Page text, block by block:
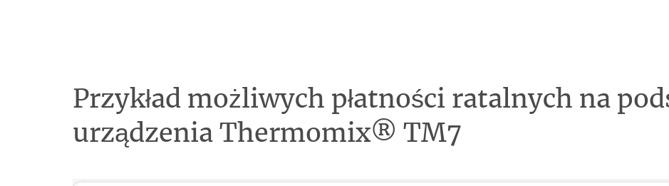
Przykład możliwych płatności ratalnych na
urządzenia Thermomix® TM7